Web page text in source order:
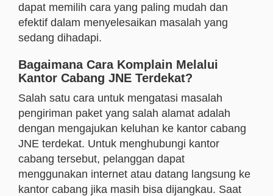
dapat memilih cara yang paling mudah dan
efektif dalam menyelesaikan masalah yang
sedang dihadapi.
Bagaimana Cara Komplain Melalui
Kantor Cabang JNE Terdekat?
Salah satu cara untuk mengatasi masalah
pengiriman paket yang salah alamat adalah
dengan mengajukan keluhan ke kantor cabang
JNE terdekat. Untuk menghubungi kantor
cabang tersebut, pelanggan dapat
menggunakan internet atau datang langsung ke
kantor cabang jika masih bisa dijangkau. Saat